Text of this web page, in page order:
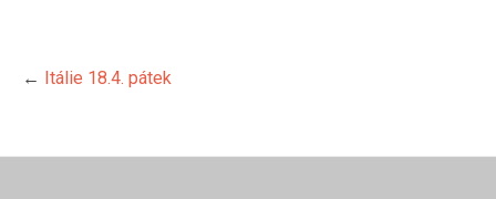
← Itálie 18.4. pátek